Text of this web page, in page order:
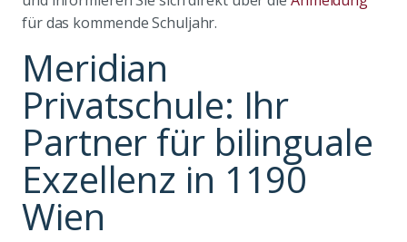
für das kommende Schuljahr.
Meridian
Privatschule: Ihr
Partner für bilinguale
Exzellenz in 1190
Wien